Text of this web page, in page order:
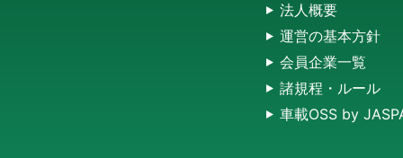
法人概要
運営の基本方針
会員企業一覧
諸規程・ルール
車載OSS by